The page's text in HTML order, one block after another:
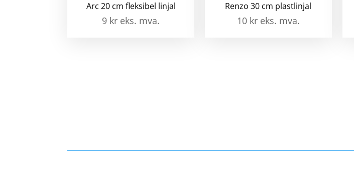
Arc 20 cm fleksibel linjal
9 kr eks. mva.
Renzo 30 cm plastlinjal
10 kr eks. mva.